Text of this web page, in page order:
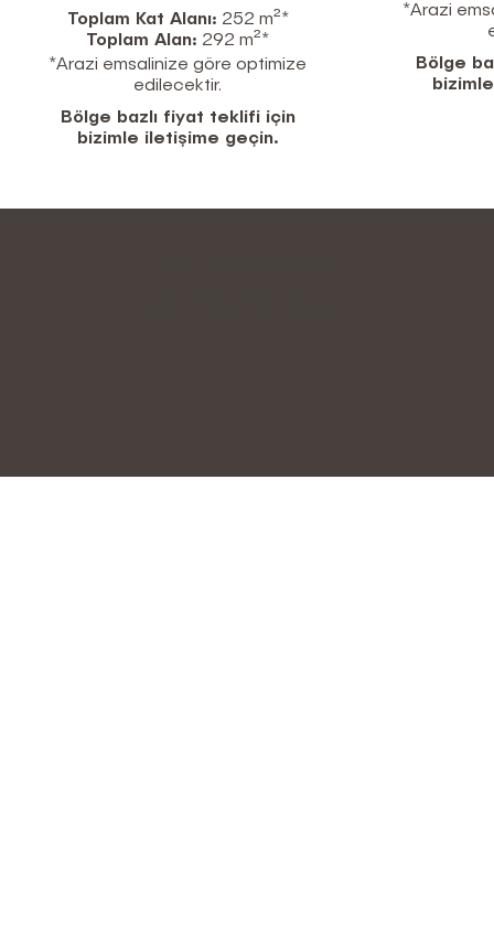
Toplam Kat Alanı: 252 m²*
Toplam Alan: 292 m²*
*Arazi emsalinize göre optimize
edilecektir.
Bölge bazlı fiyat teklifi için
bizimle iletişime geçin.
*Arazi
Bölge